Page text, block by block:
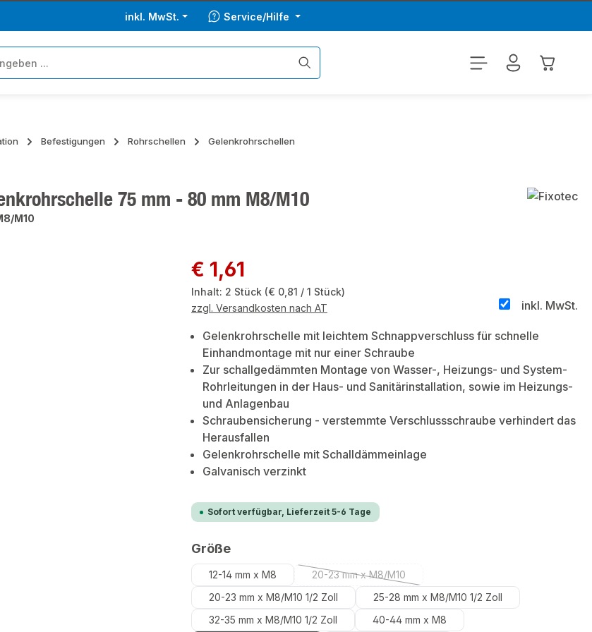
inkl. MwSt. Service/Hilfe
Befestigungen Rohrschellen Gelenkrohrschellen
75 mm - 80 mm M8/M10
M10
Regulärer Preis:
€ 1,61
Inhalt: 2 Stück (€ 0,81 / 1 Stück)
inkl. MwSt.
zzgl. Versandkosten nach AT
Gelenkrohrschelle mit leichtem Schnappverschluss für schnelle
Einhandmontage mit nur einer Schraube
Zur schallgedämmten Montage von Wasser-, Heizungs- und System-
Rohrleitungen in der Haus- und Sanitärinstallation, sowie im Heizungs-
und Anlagenbau
Schraubensicherung - verstemmte Verschlussschraube verhindert das
Herausfallen
Gelenkrohrschelle mit Schalldämmeinlage
Galvanisch verzinkt
Sofort verfügbar, Lieferzeit 5-6 Tage
Größeauswählen
12-14 mm x M8 20-23 mm x M8/M10
(Diese Option ist zurzeit nicht verfügbar.)
20-23 mm x M8/M10 1/2 Zoll
25-28 mm x M8/M10 1/2 Zoll
32-35 mm x M8/M10 1/2 Zoll
40-44 mm x M8